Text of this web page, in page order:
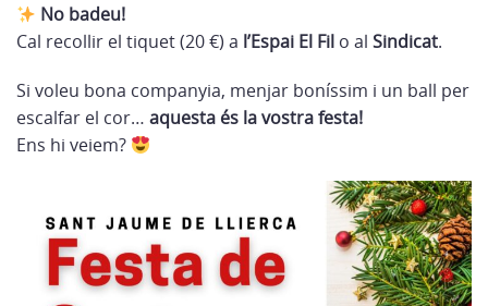
No badeu!
Cal recollir el tiquet (20 €) a l’Espai El Fil o al Sindicat.
Si voleu bona companyia, menjar boníssim i un ball per
escalfar el cor… aquesta és la vostra festa!
Ens hi veiem?